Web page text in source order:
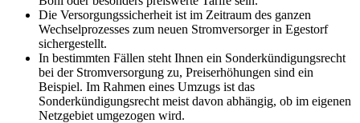
Die Versorgungssicherheit ist im Zeitraum des ganzen
Wechselprozesses zum neuen Stromversorger in Egestorf
sichergestellt.
In bestimmten Fällen steht Ihnen ein Sonderkündigungsrecht
bei der Stromversorgung zu, Preiserhöhungen sind ein
Beispiel. Im Rahmen eines Umzugs ist das
Sonderkündigungsrecht meist davon abhängig, ob im eigenen
Netzgebiet umgezogen wird.